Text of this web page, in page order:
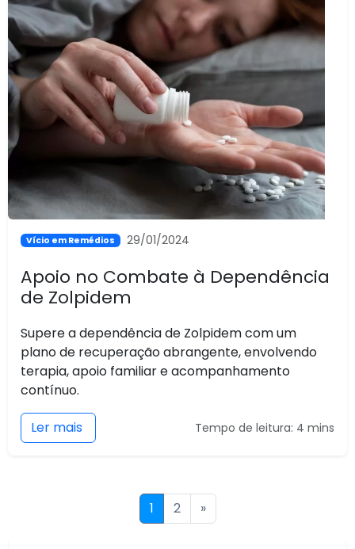
Vício em Remédios 29/01/2024
Apoio no Combate à Dependência
de Zolpidem
Supere a dependência de Zolpidem com um
plano de recuperação abrangente, envolvendo
terapia, apoio familiar e acompanhamento
contínuo.
Ler mais Tempo de leitura: 4 mins
1 2 »